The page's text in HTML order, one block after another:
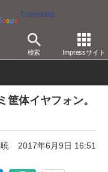
Translate
検索 Impressサイト
体イヤフォン。
2017年6月9日 16:51